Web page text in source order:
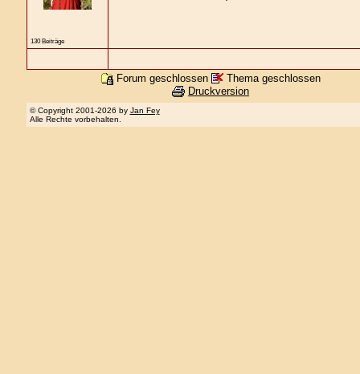
130 Beiträge
Forum geschlossen
Thema geschlossen
Druckversion
© Copyright 2001-2026 by Jan Fey
Alle Rechte vorbehalten.